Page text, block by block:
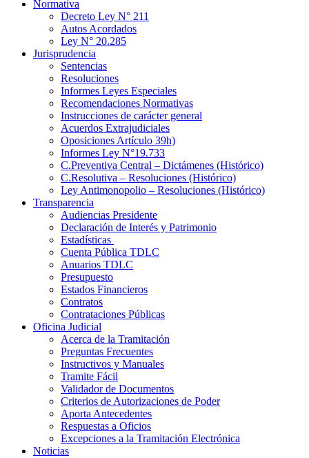
Normativa
Decreto Ley N° 211
Autos Acordados
Ley N° 20.285
Jurisprudencia
Sentencias
Resoluciones
Informes Leyes Especiales
Recomendaciones Normativas
Instrucciones de carácter general
Acuerdos Extrajudiciales
Oposiciones Artículo 39h)
Informes Ley N°19.733
C.Preventiva Central – Dictámenes (Histórico)
C.Resolutiva – Resoluciones (Histórico)
Ley Antimonopolio – Resoluciones (Histórico)
Transparencia
Audiencias Presidente
Declaración de Interés y Patrimonio
Estadísticas
Cuenta Pública TDLC
Anuarios TDLC
Presupuesto
Estados Financieros
Contratos
Contrataciones Públicas
Oficina Judicial
Acerca de la Tramitación
Preguntas Frecuentes
Instructivos y Manuales
Tramite Fácil
Validador de Documentos
Criterios de Autorizaciones de Poder
Aporta Antecedentes
Respuestas a Oficios
Excepciones a la Tramitación Electrónica
Noticias